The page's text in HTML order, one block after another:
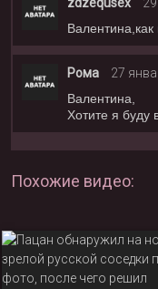
zdzequsex
Валентина
Рома 27
Валентина,
Хотите я
Похожие видео: